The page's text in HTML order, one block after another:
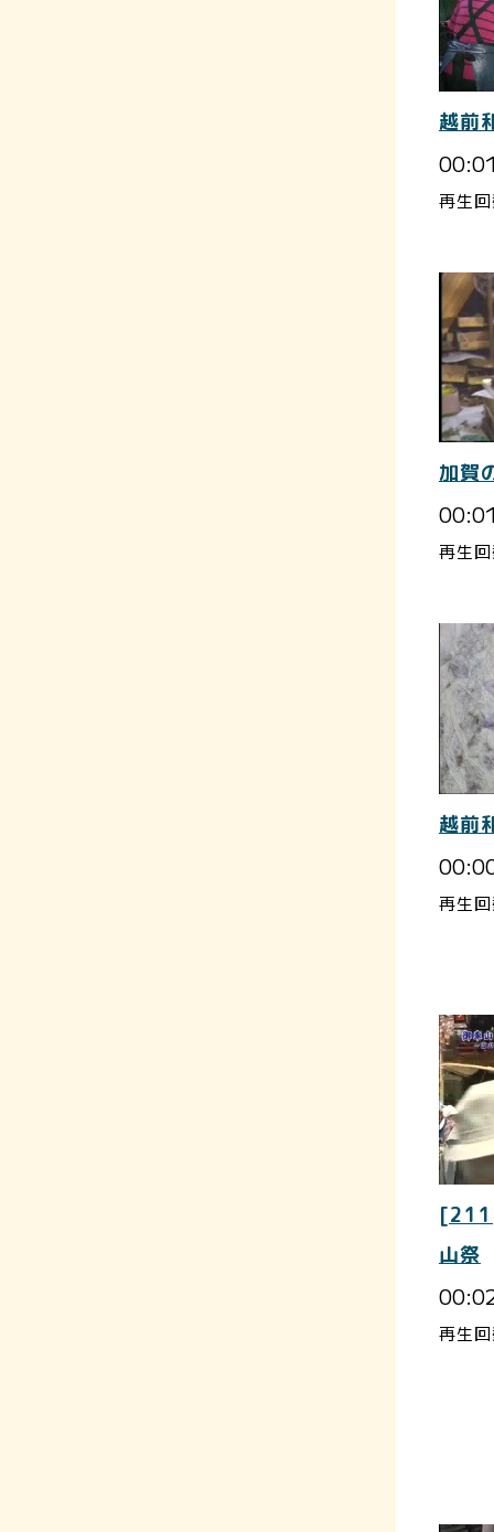
越前
再生
加賀
再生
越前
再生
山祭
再生